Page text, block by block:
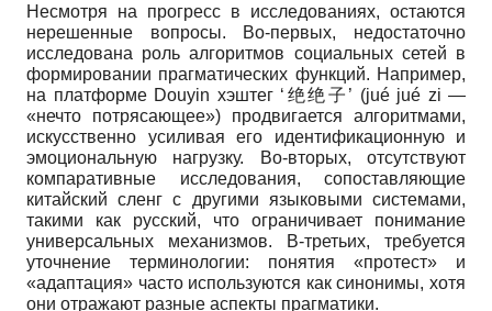
Несмотря на прогресс в исследованиях, остаются
нерешенные вопросы. Во-первых, недостаточно
исследована роль алгоритмов социальных сетей в
формировании прагматических функций. Например,
на платформе Douyin хэштег ‘绝绝子’ (jué jué zi —
«нечто потрясающее») продвигается алгоритмами,
искусственно усиливая его идентификационную и
эмоциональную нагрузку. Во-вторых, отсутствуют
компаративные исследования, сопоставляющие
китайский сленг с другими языковыми системами,
такими как русский, что ограничивает понимание
универсальных механизмов. В-третьих, требуется
уточнение терминологии: понятия «протест» и
«адаптация» часто используются как синонимы, хотя
они отражают разные аспекты прагматики.